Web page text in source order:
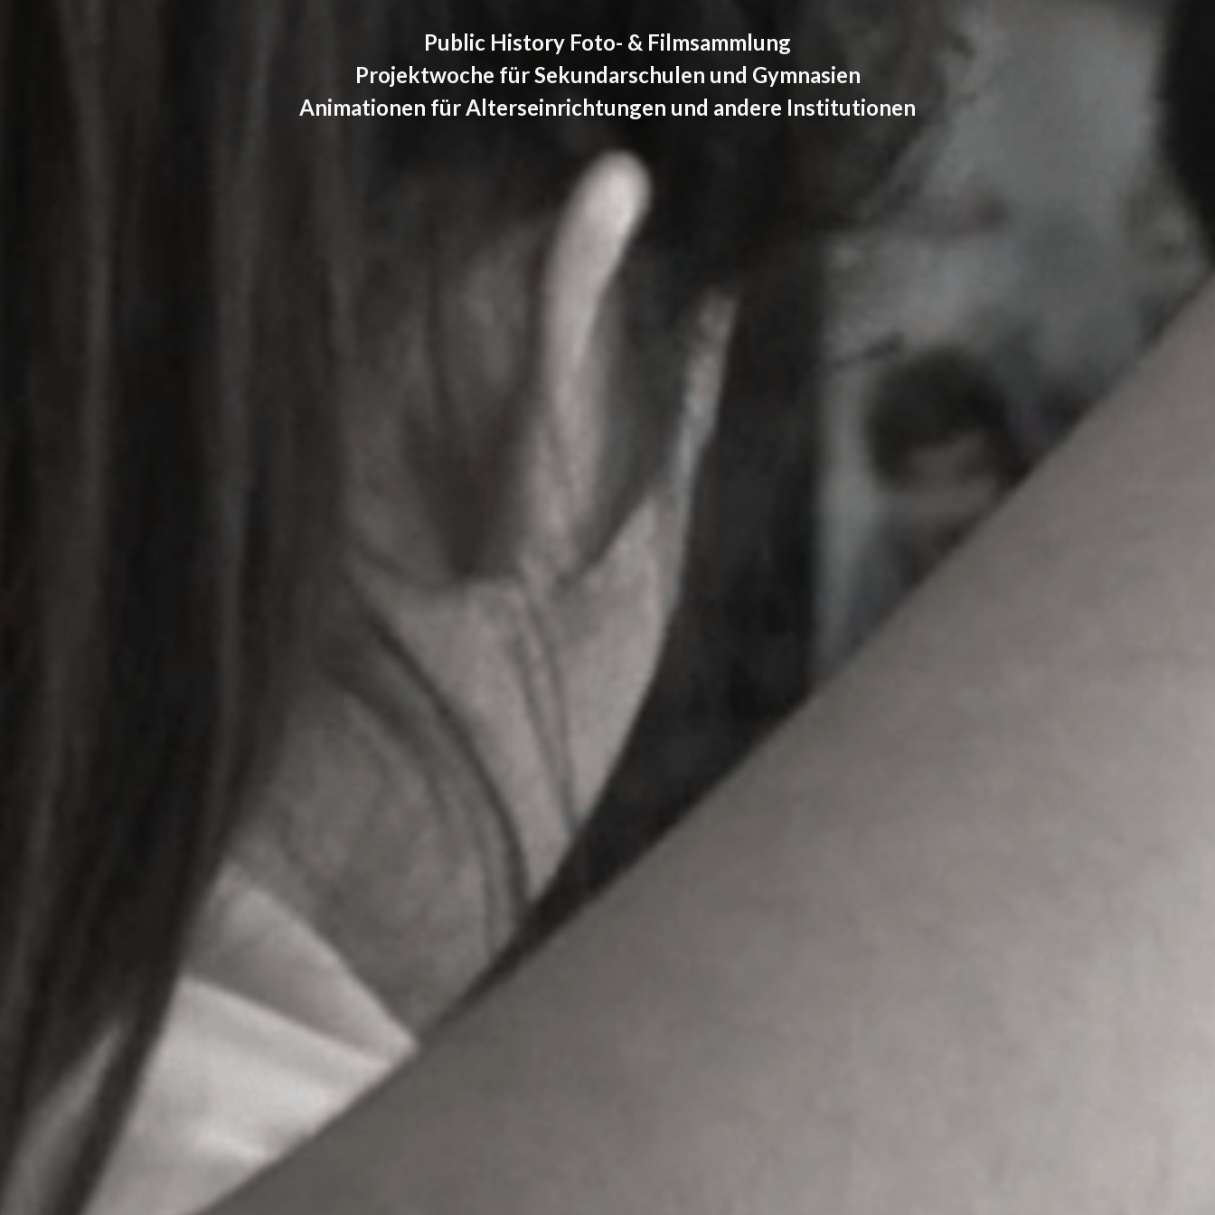
Public History Foto- & Filmsammlung
Projektwoche für Sekundarschulen und Gymnasien
Animationen für Alterseinrichtungen und andere Institutionen